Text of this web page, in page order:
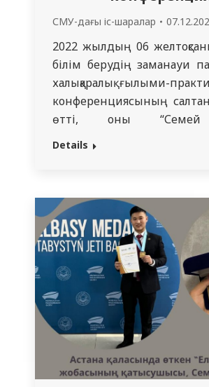
СМУ-дағы іс-шаралар
2022 жылдың 06
білім берудің заманауи
халықаралық ғылыми-
конференциясының
өтті, оны “Семей
университеті” КеАҚ (Семей
ұйымдастырды.
платформасында
қатарына
университеттердің
аппаратының
профессор-оқытушылар
дәрігерлер,…
Details